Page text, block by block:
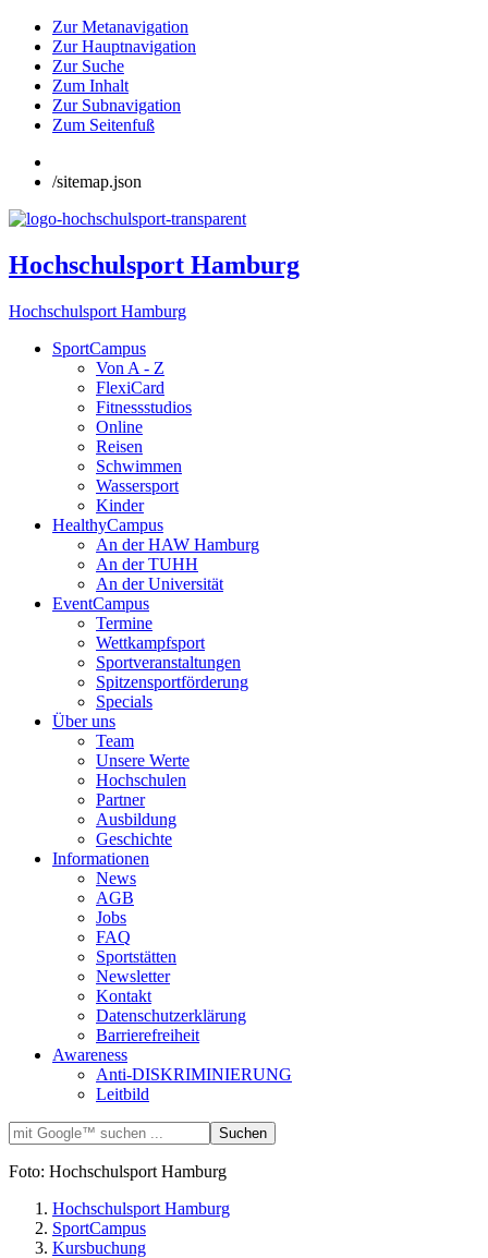
Zur Metanavigation
Zur Hauptnavigation
Zur Suche
Zum Inhalt
Zur Subnavigation
Zum Seitenfuß
/sitemap.json
Hochschulsport Hamburg
Hochschulsport Hamburg
SportCampus
Von A - Z
FlexiCard
Fitnessstudios
Online
Reisen
Schwimmen
Wassersport
Kinder
HealthyCampus
An der HAW Hamburg
An der TUHH
An der Universität
EventCampus
Termine
Wettkampfsport
Sportveranstaltungen
Spitzensportförderung
Specials
Über uns
Team
Unsere Werte
Hochschulen
Partner
Ausbildung
Geschichte
Informationen
News
AGB
Jobs
FAQ
Sportstätten
Newsletter
Kontakt
Datenschutzerklärung
Barrierefreiheit
Awareness
Anti-DISKRIMINIERUNG
Leitbild
Foto: Hochschulsport Hamburg
Hochschulsport Hamburg
SportCampus
Kursbuchung